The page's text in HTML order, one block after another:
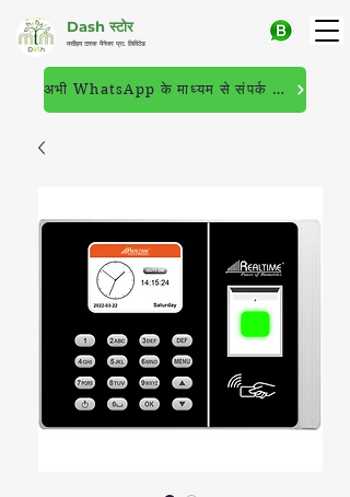
Dash स्टोर
मसीहम टास्क मैनेजर प्रा. लिमिटेड
अभी WhatsApp के माध्यम से संपर्क करें